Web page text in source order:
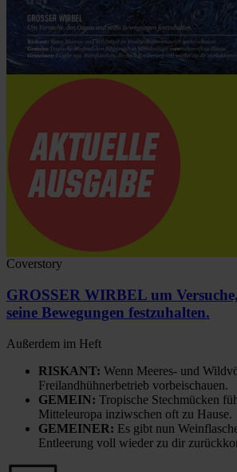
Coverstory
GROSSER WIRBEL um
seine Bewegungen festzuhalten.
Außerdem im Heft
RISKANT: Wenn Meeres- und
Freilandhühnerbetrieb vorbeischauen.
GEMEIN: Tropische Stechmücken
Mitteleuropa inziwschen oft zu Hause.
GEMEINER: Es gibt nun
Entleerung voll wieder zu dir